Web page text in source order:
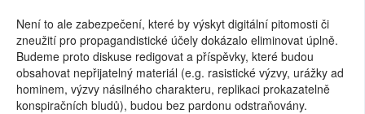
Není to ale zabezpečení, které by výskyt digitální pitomosti či
zneužití pro propagandistické účely dokázalo eliminovat úplně.
Budeme proto diskuse redigovat a příspěvky, které budou
obsahovat nepřijatelný materiál (e.g. rasistické výzvy, urážky ad
hominem, výzvy násilného charakteru, replikaci prokazatelně
konspiračních bludů), budou bez pardonu odstraňovány.